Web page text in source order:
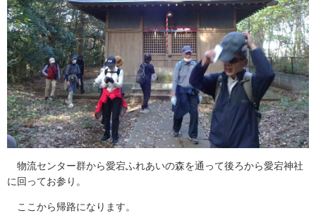
物流センター群から愛宕ふれあいの森を通って後ろから愛宕神社
に回ってお参り。
ここから帰路になります。